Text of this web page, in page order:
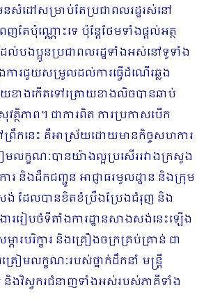
សំដៅសម្រាប់តែប្រជាពលរដ្ឋរស់នៅ
េញតែប៉ុណ្ណោះទេ ប៉ុន្តែថែមទាំងផ្ដល់អត្ថ
បងប្អូនប្រជាពលរដ្ឋទាំងអស់នៅទូទាំង
ការជួយសម្រួលដល់ការធ្វើដំណើរឆ្លង
ខាងកើតទៅត្រោយខាងលិចបានឆាប់
ថិភាព។ ជាការពិត ការប្រកាសបើក
ៅព្រឹកនេះ គឺអាស្រ័យដោយមានកិច្ចសហការ
មលក្ខណៈបានយ៉ាងល្អប្រសើររវាងក្រសួង
រ និងដឹកជញ្ជូន អាជ្ញាធរមូលដ្ឋាន និងក្រុម
ដែលបានខិតខំប្រឹងប្រែងជំរុញ និង
ាររៀបចំទីតាំងការដ្ឋានសាងសង់នេះឡើង
ារបរិក្ខារ និងគ្រឿងចក្រគ្រប់គ្រាន់ ជា
រៀមលក្ខណៈរបស់ថ្នាក់ដឹកនាំ មន្ត្រី
និងវិស្វករជំនាញទាំងអស់របស់ភាគីទាំង